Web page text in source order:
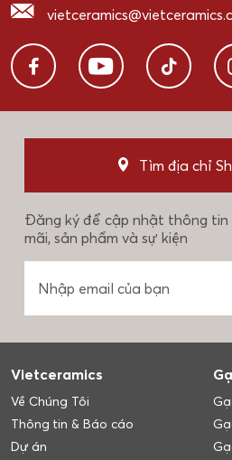
Tìm địa chỉ
Đăng ký để cập nhật thông tin
mãi, sản phẩm và sự kiện
Vietceramics
Về Chúng Tôi
Thông tin & Báo cáo
Dự án